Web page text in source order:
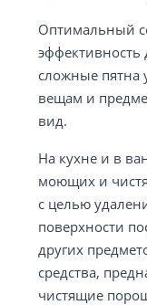
Оптимальный
эффективность
сложные пятна
вещам и
вид.
На кухне и в
моющих и
с целью
поверхности
других
средства,
чистящие